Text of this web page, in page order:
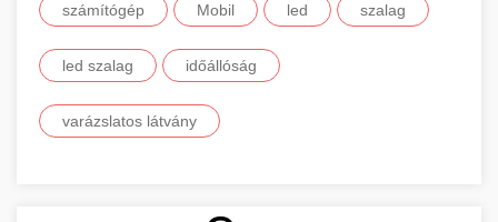
számítógép Mobil led szalag
led szalag időállóság
varázslatos látvány